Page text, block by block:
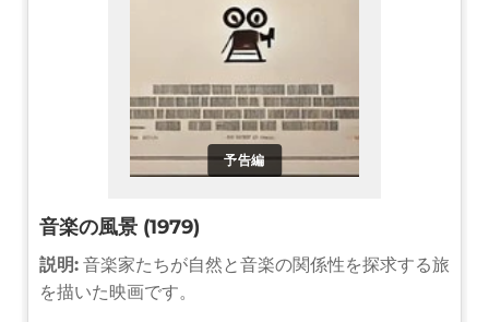
予告編
音楽の風景 (1979)
説明: 音楽家たちが自然と音楽の関係性を探求する旅
を描いた映画です。